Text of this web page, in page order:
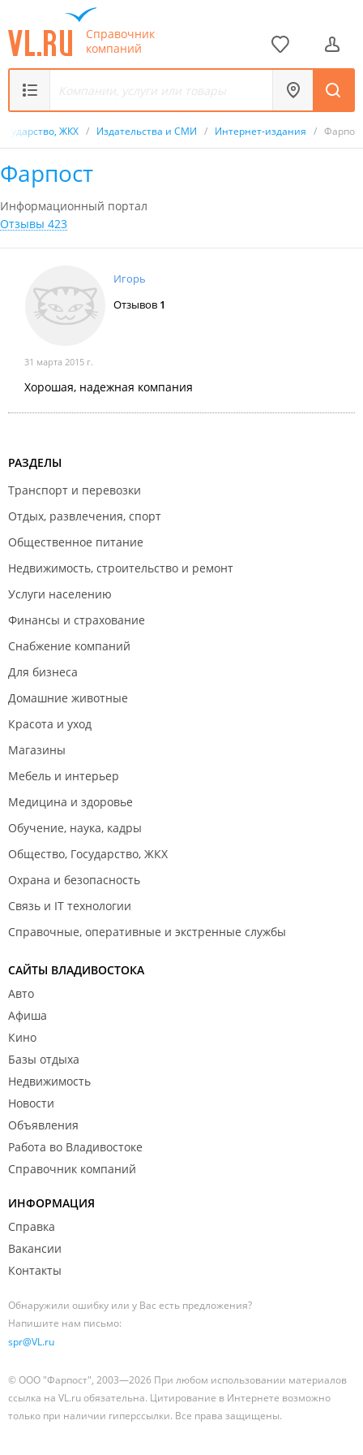
Справочник
компаний
ЖКХ / Издательства и СМИ / Интернет-издания /
Фарпост
Информационный портал
Отзывы 423
Игорь
Отзывов 1
31 марта 2015 г.
Хорошая, надежная компания
РАЗДЕЛЫ
Транспорт и перевозки
Отдых, развлечения, спорт
Общественное питание
Недвижимость, строительство и ремонт
Услуги населению
Финансы и страхование
Снабжение компаний
Для бизнеса
Домашние животные
Красота и уход
Магазины
Мебель и интерьер
Медицина и здоровье
Обучение, наука, кадры
Общество, Государство, ЖКХ
Охрана и безопасность
Связь и IT технологии
Справочные, оперативные и экстренные службы
САЙТЫ ВЛАДИВОСТОКА
Авто
Афиша
Кино
Базы отдыха
Недвижимость
Новости
Объявления
Работа во Владивостоке
Справочник компаний
ИНФОРМАЦИЯ
Справка
Вакансии
Контакты
Обнаружили ошибку или у Вас есть предложения?
Напишите нам письмо:
spr@VL.ru
© ООО "Фарпост", 2003—2026 При любом использовании материалов
ссылка на VL.ru обязательна. Цитирование в Интернете возможно
только при наличии гиперссылки. Все права защищены.